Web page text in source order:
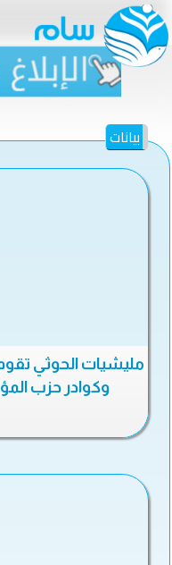
بيانات
مليشيات الحوثي
وكوادر حزب